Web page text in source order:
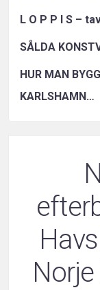
L O P P I S –
SÅLDA
HUR MAN
KARLSHAMN…